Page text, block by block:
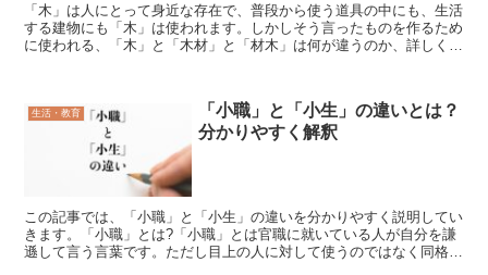
「木」は人にとって身近な存在で、普段から使う道具の中にも、生活
する建物にも「木」は使われます。しかしそう言ったものを作るため
に使われる、「木」と「木材」と「材木」は何が違うのか、詳しく説
生活・教育
「小職」と「小生」の違いとは？
分かりやすく解釈
この記事では、「小職」と「小生」の違いを分かりやすく説明してい
きます。「小職」とは?「小職」とは官職に就いている人が自分を謙
遜して言う言葉です。ただし目上の人に対して使うのではなく同格の